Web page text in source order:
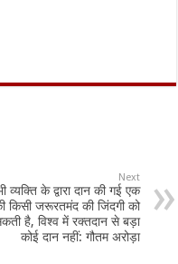
Next
व्यक्ति के द्वारा दान की गई एक
किसी जरूरतमंद की जिंदगी को
है, विश्व में रक्तदान से बड़ा
कोई दान नहीं: गौतम अरोड़ा